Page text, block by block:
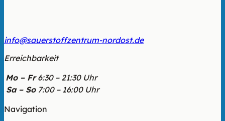
info@sauerstoffzentrum-nordost.de
Erreichbarkeit
Mo – Fr 6:30 – 21:30 Uhr
Sa – So 7:00 – 16:00 Uhr
Navigation